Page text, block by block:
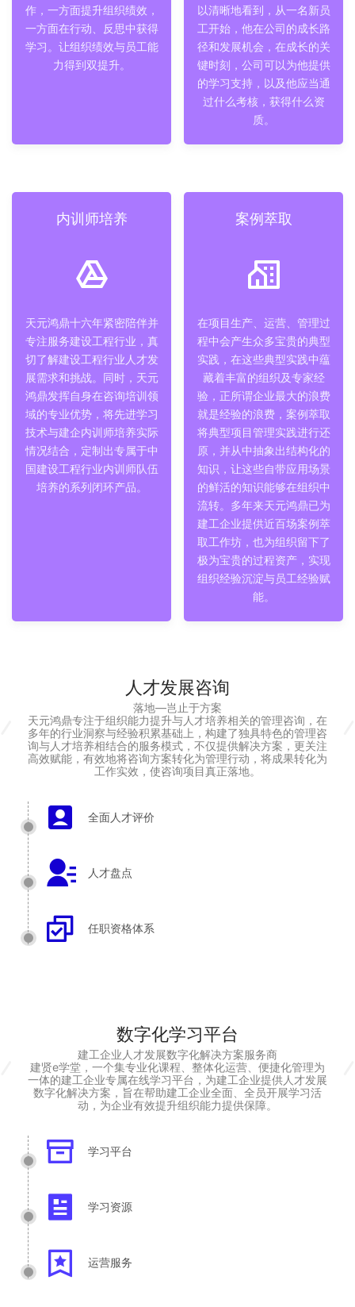
作，一方面提升组织绩效，
一方面在行动、反思中获得
学习。让组织绩效与员工能
力得到双提升。
以清晰地看到，从一名新员
工开始，他在公司的成长路
径和发展机会，在成长的关
键时刻，公司可以为他提供
的学习支持，以及他应当通
过什么考核，获得什么资
质。
内训师培养
天元鸿鼎十六年紧密陪伴并
专注服务建设工程行业，真
切了解建设工程行业人才发
展需求和挑战。同时，天元
鸿鼎发挥自身在咨询培训领
域的专业优势，将先进学习
技术与建企内训师培养实际
情况结合，定制出专属于中
国建设工程行业内训师队伍
培养的系列闭环产品。
案例萃取
在项目生产、运营、管理过
程中会产生众多宝贵的典型
实践，在这些典型实践中蕴
藏着丰富的组织及专家经
验，正所谓企业最大的浪费
就是经验的浪费，案例萃取
将典型项目管理实践进行还
原，并从中抽象出结构化的
知识，让这些自带应用场景
的鲜活的知识能够在组织中
流转。多年来天元鸿鼎已为
建工企业提供近百场案例萃
取工作坊，也为组织留下了
极为宝贵的过程资产，实现
组织经验沉淀与员工经验赋
能。
人才发展咨询
落地—岂止于方案
天元鸿鼎专注于组织能力提升与人才培养相关的管理咨询，在
多年的行业洞察与经验积累基础上，构建了独具特色的管理咨
询与人才培养相结合的服务模式，不仅提供解决方案，更关注
高效赋能，有效地将咨询方案转化为管理行动，将成果转化为
工作实效，使咨询项目真正落地。
全面人才评价
人才盘点
任职资格体系
数字化学习平台
建工企业人才发展数字化解决方案服务商
建贤e学堂，一个集专业化课程、整体化运营、便捷化管理为
一体的建工企业专属在线学习平台，为建工企业提供人才发展
数字化解决方案，旨在帮助建工企业全面、全员开展学习活
动，为企业有效提升组织能力提供保障。
学习平台
学习资源
运营服务